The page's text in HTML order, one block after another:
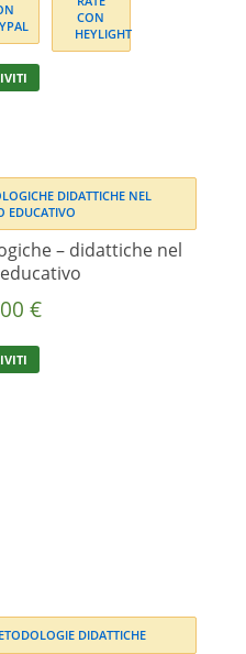
Questo
prodotto
Le
opzioni
possono
essere
scelte
nella
del
prodotto
– didattiche nel
€